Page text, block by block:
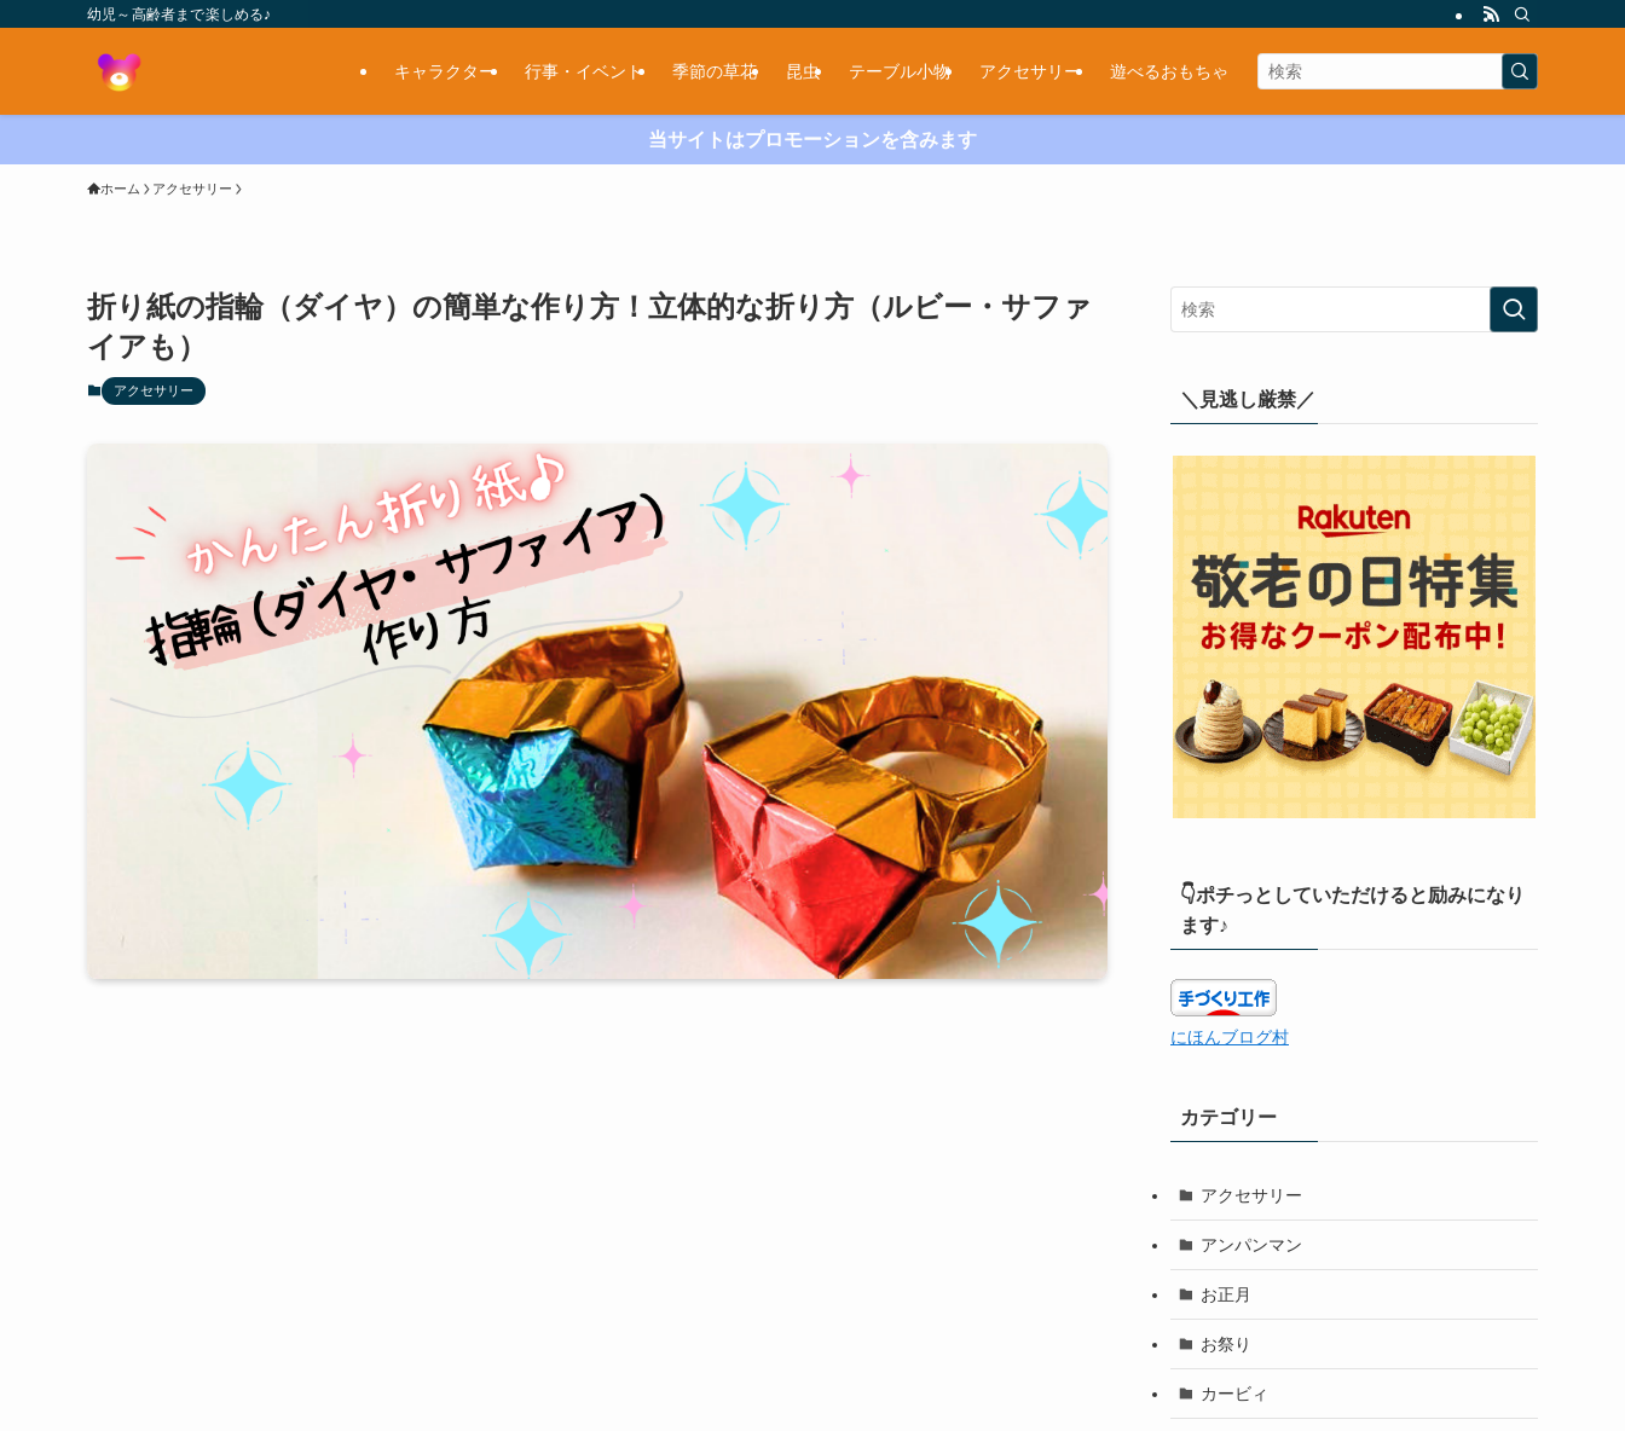
幼児～高齢者まで楽しめる♪
キャラクター 行事・イベント 季節の草花 昆虫 テーブル小物 アクセサリー 遊べるおもちゃ
当サイトはプロモーションを含みます
ホーム アクセサリー
折り紙の指輪（ダイヤ）の簡単な作り方！立体的な折り方（ルビー・サファ
イアも）
アクセサリー ＼見逃し厳禁／
👇ポチっとしていただけると励みになり
ます♪
にほんブログ村
カテゴリー
アクセサリー
アンパンマン
お正月
お祭り
カービィ